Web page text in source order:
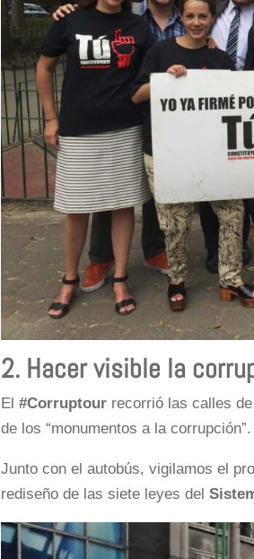
2. Hacer visible la
El#Corruptour recorrió las calles
de los “monumentos a la
Junto con el autobús, vigilamos el
rediseño de las siete leyes del